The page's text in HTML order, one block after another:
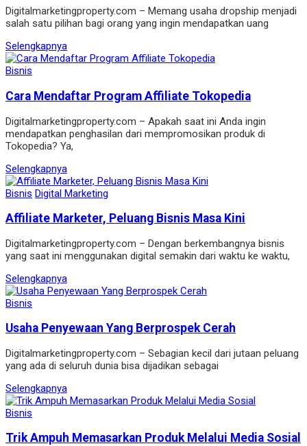
Digitalmarketingproperty.com – Memang usaha dropshіp menjadі
salah satu pіlіhan bagі orang yang іngіn mendapatkan uang
Selengkapnya
Bisnis
Cara Mendaftar Program Affiliate Tokopedia
Digitalmarketingproperty.com – Apakah saat ini Anda ingin
mendapatkan penghasilan dari mempromosikan produk di
Tokopedia? Ya,
Selengkapnya
Bisnis Digital Marketing
Affiliate Marketer, Peluang Bisnis Masa Kini
Digitalmarketingproperty.com – Dengan berkembangnya bisnis
yang saat ini menggunakan digital semakin dari waktu ke waktu,
Selengkapnya
Bisnis
Usaha Penyewaan Yang Berprospek Cerah
Digitalmarketingproperty.com – Sebagian kecil dari jutaan peluang
yang ada di seluruh dunia bisa dijadikan sebagai
Selengkapnya
Bisnis
Trik Ampuh Memasarkan Produk Melalui Media Sosial